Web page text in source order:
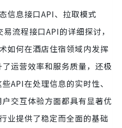
信息接口API、拉取模式
流程接口API的详细探讨，
如何在酒店住宿领域内发挥
运营效率和服务质量，还极
API在处理信息的实时性、
交互体验方面都具有显著优
业提供了稳定而全面的基础